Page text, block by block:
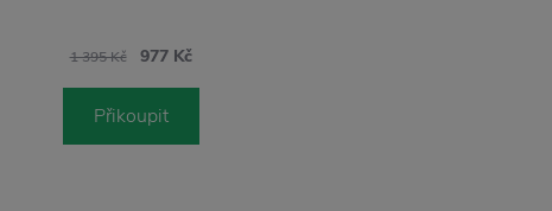
1 395 Kč 977 Kč
Přikoupit